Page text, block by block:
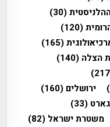
(30)
(120)
(165)
הצלה (140)
ירושלים (160)
(33)
משטרת ישראל (82)